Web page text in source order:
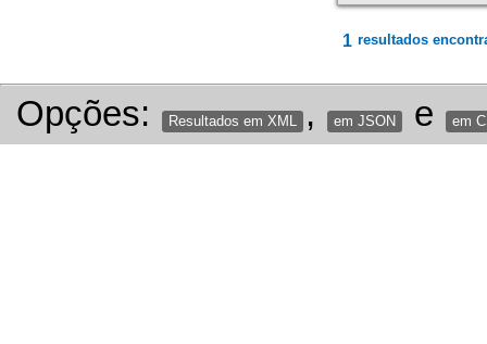
1 resultados
Opções: Resultados em XML , em JSON e em